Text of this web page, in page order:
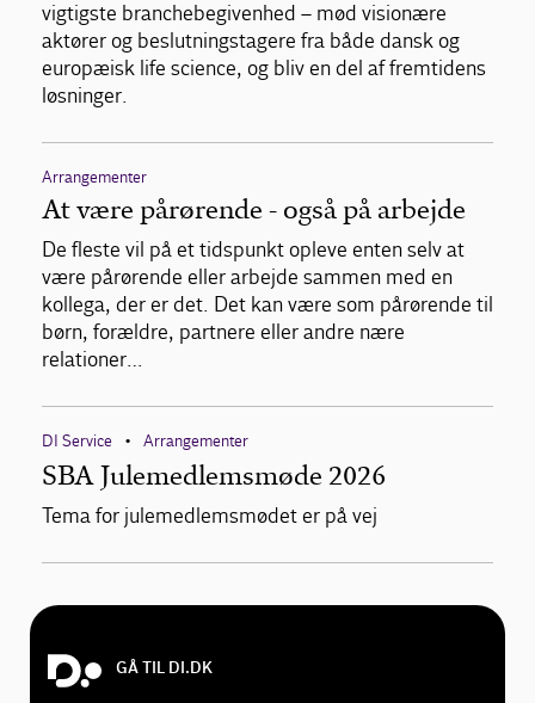
vigtigste branchebegivenhed – mød visionære
aktører og beslutningstagere fra både dansk og
europæisk life science, og bliv en del af fremtidens
løsninger.
Arrangementer
At være pårørende - også på arbejde
De fleste vil på et tidspunkt opleve enten selv at
være pårørende eller arbejde sammen med en
kollega, der er det. Det kan være som pårørende til
børn, forældre, partnere eller andre nære
relationer…
DI Service • Arrangementer
SBA Julemedlemsmøde 2026
Tema for julemedlemsmødet er på vej
GÅ TIL DI.DK